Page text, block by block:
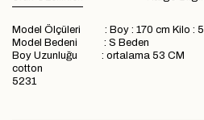
Model Ölçüleri : Boy : 170 cm Kilo :
Model Bedeni : S Beden
Boy Uzunluğu : ortalama 53
cotton
5231